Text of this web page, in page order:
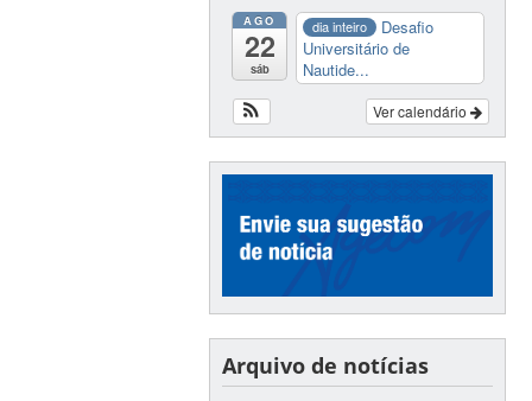
AGO
22
sáb
dia inteiro
Desafio
Universitário de
Nautide...
Ver calendário
Arquivo de notícias